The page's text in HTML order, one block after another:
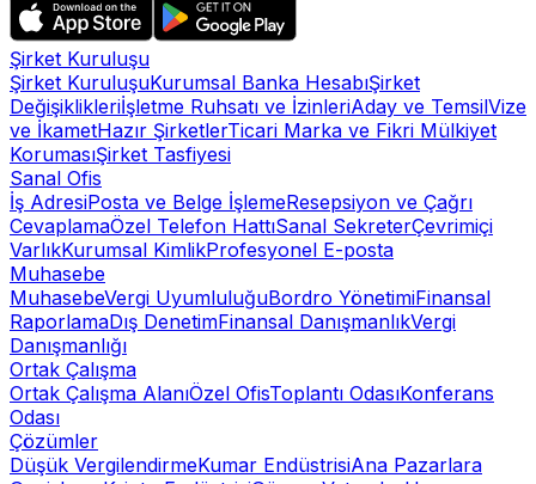
Şirket Kuruluşu
Şirket KuruluşuKurumsal Banka HesabıŞirket
Değişiklikleriİşletme Ruhsatı ve İzinleriAday ve TemsilVize
ve İkametHazır ŞirketlerTicari Marka ve Fikri Mülkiyet
KorumasıŞirket Tasfiyesi
Sanal Ofis
İş AdresiPosta ve Belge İşlemeResepsiyon ve Çağrı
CevaplamaÖzel Telefon HattıSanal SekreterÇevrimiçi
VarlıkKurumsal KimlikProfesyonel E-posta
Muhasebe
MuhasebeVergi UyumluluğuBordro YönetimiFinansal
RaporlamaDış DenetimFinansal DanışmanlıkVergi
Danışmanlığı
Ortak Çalışma
Ortak Çalışma AlanıÖzel OfisToplantı OdasıKonferans
Odası
Çözümler
Düşük VergilendirmeKumar EndüstrisiAna Pazarlara